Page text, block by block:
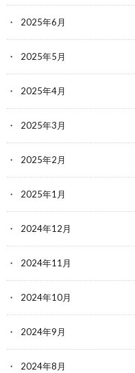
2025年6月
2025年5月
2025年4月
2025年3月
2025年2月
2025年1月
2024年12月
2024年11月
2024年10月
2024年9月
2024年8月